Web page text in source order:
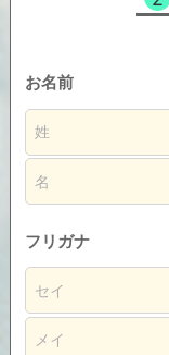
お名前
フリガナ